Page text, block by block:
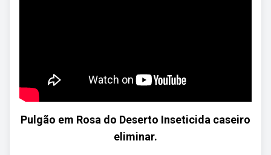
Pulgão em Rosa do Deserto Inseticida caseiro
eliminar.